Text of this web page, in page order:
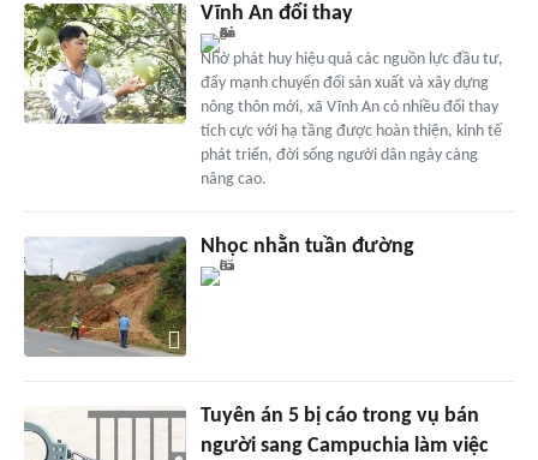
Vĩnh An đổi thay
Nhờ phát huy hiệu quả các nguồn lực đầu tư,
đẩy mạnh chuyển đổi sản xuất và xây dựng
nông thôn mới, xã Vĩnh An có nhiều đổi thay
tích cực với hạ tầng được hoàn thiện, kinh tế
phát triển, đời sống người dân ngày càng
nâng cao.
Nhọc nhằn tuần đường
Tuyên án 5 bị cáo trong vụ bán
người sang Campuchia làm việc